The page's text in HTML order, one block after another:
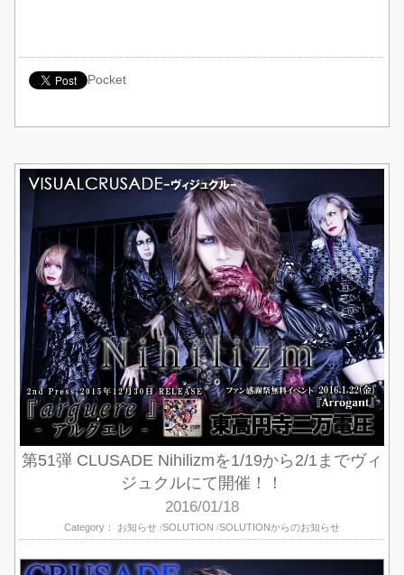
Pocket
第51弾 CLUSADE Nihilizmを1/19から2/1までヴィ
ジュクルにて開催！！
2016/01/18
Category： お知らせ SOLUTION SOLUTIONからのお知らせ